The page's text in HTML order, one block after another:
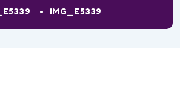
IMG_E5339